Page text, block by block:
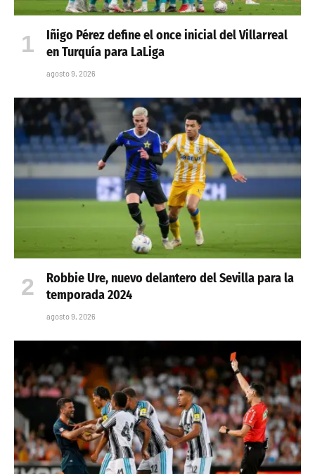
Iñigo Pérez define el once inicial del Villarreal
en Turquía para LaLiga
agosto 9, 2026
Robbie Ure, nuevo delantero del Sevilla para la
temporada 2024
agosto 9, 2026